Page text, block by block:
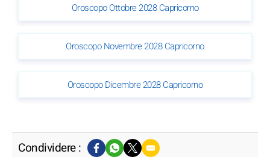
Oroscopo Ottobre 2028 Capricorno
Oroscopo Novembre 2028 Capricorno
Oroscopo Dicembre 2028 Capricorno
Condividere :